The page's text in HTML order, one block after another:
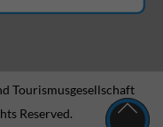
Tourismusgesellschaft
Reserved.